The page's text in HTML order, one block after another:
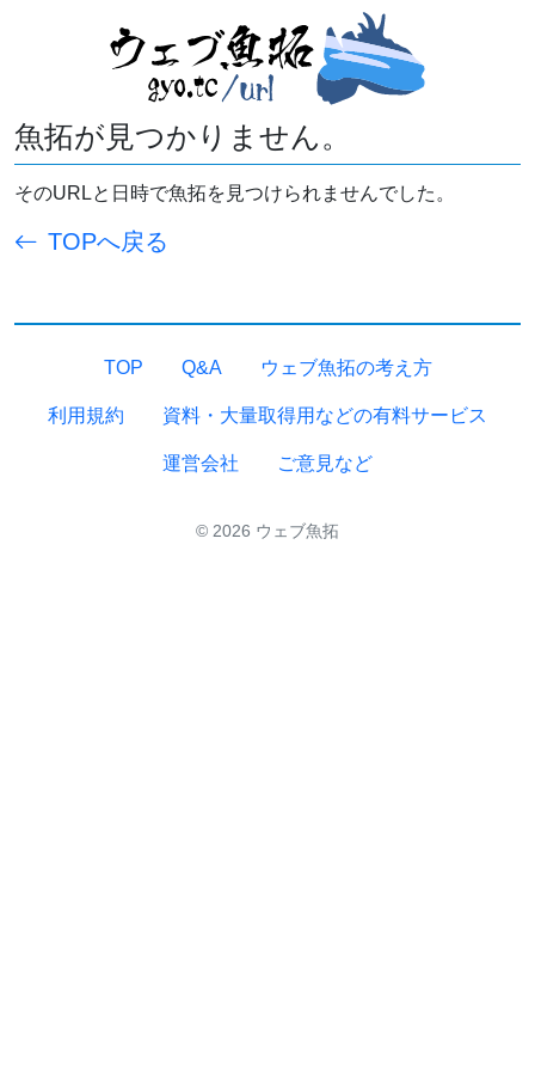
魚拓が見つかりません。
そのURLと日時で魚拓を見つけられませんでした。
TOPへ戻る
TOP Q&A ウェブ魚拓の考え方
利用規約 資料・大量取得用などの有料サービス
運営会社 ご意見など
© 2026 ウェブ魚拓